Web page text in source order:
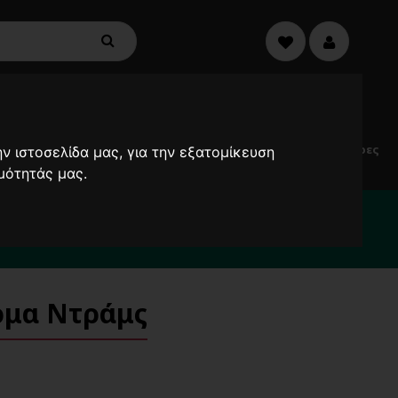
ιστοσελίδα μας, για την εξατομίκευση
μας.
Electric
Scooters
Μικροσυσκευές Προσφορές Ανεμιστήρες
Ντράμς